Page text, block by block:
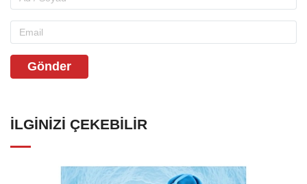
Gönder
İLGINIZI ÇEKEBILIR